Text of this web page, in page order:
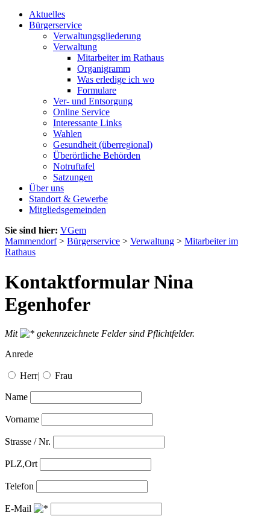
Aktuelles
Bürgerservice
Verwaltungsgliederung
Verwaltung
Mitarbeiter im Rathaus
Organigramm
Was erledige ich wo
Formulare
Ver- und Entsorgung
Online Service
Interessante Links
Wahlen
Gesundheit (überregional)
Überörtliche Behörden
Notruftafel
Satzungen
Über uns
Standort & Gewerbe
Mitgliedsgemeinden
Sie sind hier: VGem
Mammendorf> Bürgerservice > Verwaltung > Mitarbeiter im
Rathaus
Kontaktformular Nina
Egenhofer
Mit
gekennzeichnete Felder sind Pflichtfelder.
Anrede
Herr| Frau
Name
Vorname
Strasse / Nr.
PLZ,Ort
Telefon
E-Mail